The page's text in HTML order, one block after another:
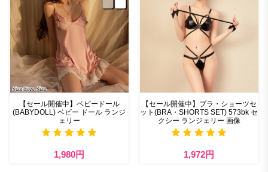
【セール開催中】ベビードール
(BABYDOLL) ベビー ドール ランジ
ェリー
1,980円
【セール開催中】ブラ・ショーツセ
ット(BRA・SHORTS SET) 573bk セ
クシー ランジェリー 画像
1,972円